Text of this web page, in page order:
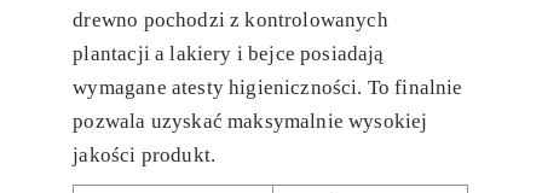
drewno pochodzi z kontrolowanych
plantacji a lakiery i bejce posiadają
wymagane atesty higieniczności. To finalnie
pozwala uzyskać maksymalnie wysokiej
jakości produkt.